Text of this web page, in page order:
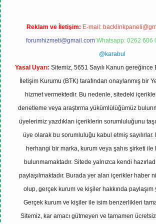
Reklam ve İletişim: E-mail:
forumhizmeti@gmail.com Whatsapp: 0262 606
@karabul
Yasal Uyarı: Sitemiz, 5651 Sayılı Kanun
İletişim Kurumu (BTK) tarafından onaylanmış bir
hizmet vermektedir. Bu nedenle, sitedeki
denetleme veya araştırma yükümlülüğümüz
üyelerimiz yazdıkları içeriklerin sorumluluğunu
üye olarak bu sorumluluğu kabul etmiş sayılırlar.
herhangi bir marka, kurum veya şahıs şirketi ile
bulunmamaktadır. Sitede yalnızca kendi
paylaşılmaktadır. Burada yer alan içerikler haber
olup, gerçek kurum ve kişiler hakkında paylaşım
Gerçek kurum ve kişiler ile isim benzerlikleri
Sitemiz, kar amacı gütmeyen ve tamamen